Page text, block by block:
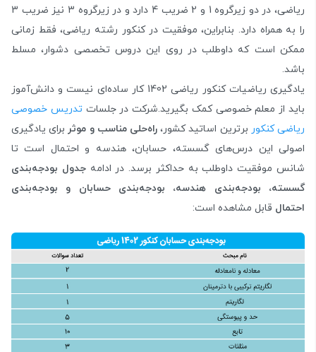
ریاضی، در دو زیرگروه 1 و 2 ضریب 4 دارد و در زیرگروه 3 نیز ضریب 3
را به همراه دارد. بنابراین، موفقیت در کنکور رشته ریاضی، فقط زمانی
ممکن است که داوطلب در روی این دروس تخصصی دشوار، مسلط
باشد.
یادگیری ریاضیات کنکور ریاضی 1402 کار ساده‌ای نیست و دانش‌آموز
باید از معلم خصوصی کمک بگیرید.شرکت در جلساتتدریس خصوصی
ریاضی کنکور برترین اساتید کشور، راه‌حلی مناسب و موثر برای یادگیری
اصولی این درس‌های گسسته، حسابان، هندسه و احتمال است تا
شانس موفقیت داوطلب به حداکثر برسد. در ادامهجدول بودجه‌بندی
گسسته، بودجه‌بندی هندسه، بودجه‌بندی حسابان و بودجه‌بندی
احتمال قابل مشاهده است: